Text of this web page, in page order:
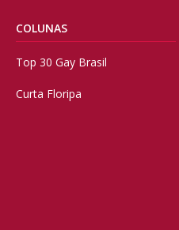
COLUNAS
Top 30 Gay Brasil
Curta Floripa